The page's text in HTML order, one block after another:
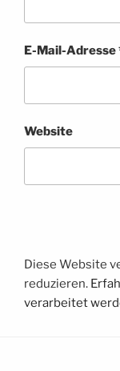
E-Mail-Adresse
Website
Diese Website
reduzieren.
verarbeitet